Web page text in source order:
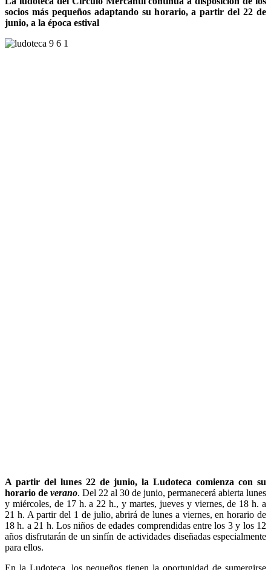
socios más pequeños adaptando su horario, a partir del 22 de
junio, a la época estival
A partir del lunes 22 de junio, la Ludoteca comienza con su
horario de verano. Del 22 al 30 de junio, permanecerá abierta lunes
y miércoles, de 17 h. a 22 h., y martes, jueves y viernes, de 18 h. a
21 h. A partir del 1 de julio, abrirá de lunes a viernes, en horario de
18 h. a 21 h. Los niños de edades comprendidas entre los 3 y los 12
años disfrutarán de un sinfín de actividades diseñadas especialmente
para ellos.
En la Ludoteca, los pequeños tienen la oportunidad de sumergirse